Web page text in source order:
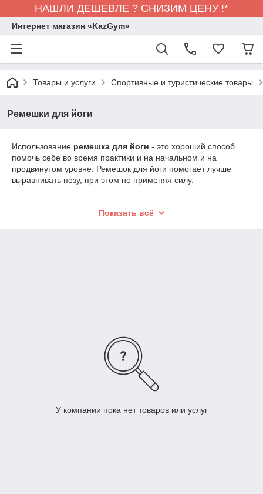
НАШЛИ ДЕШЕВЛЕ ? СНИЗИМ ЦЕНУ !*
Интернет магазин «KazGym»
Товары и услуги Спортивные и туристические товары
Ремешки для йоги
Использование ремешка для йоги - это хороший способ
помочь себе во время практики и на начальном и на
продвинутом уровне. Ремешок для йоги помогает лучше
выравнивать позу, при этом не применяя силу.
телу раскрываться в его собственном темпе.
Показать всё
У компании пока нет товаров или услуг